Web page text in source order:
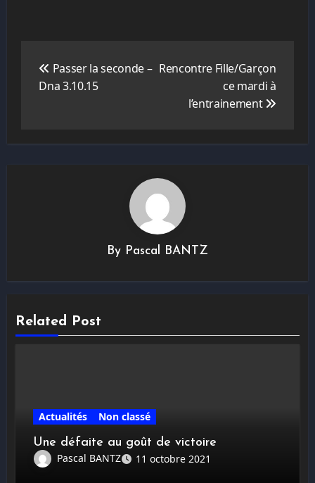
l’article
Passer la seconde –
Dna 3.10.15
Rencontre Fille/Garçon
ce mardi à
l’entrainement
By Pascal BANTZ
Related Post
Actualités
Non classé
Une défaite au goût de victoire
Pascal BANTZ
11 octobre 2021